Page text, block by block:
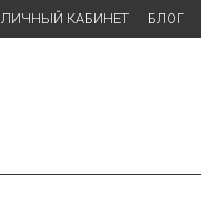
ЛИЧНЫЙ КАБИНЕТ БЛОГ